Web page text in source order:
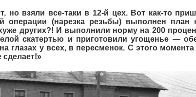
но взяли все-таки в 12-й цех. Вот как-то
операции (нарезка резьбы) выполнен план
других?! И выполнили норму на 200
скатертью и приготовили угощенье —
глазах у всех, в пересменок. С этого